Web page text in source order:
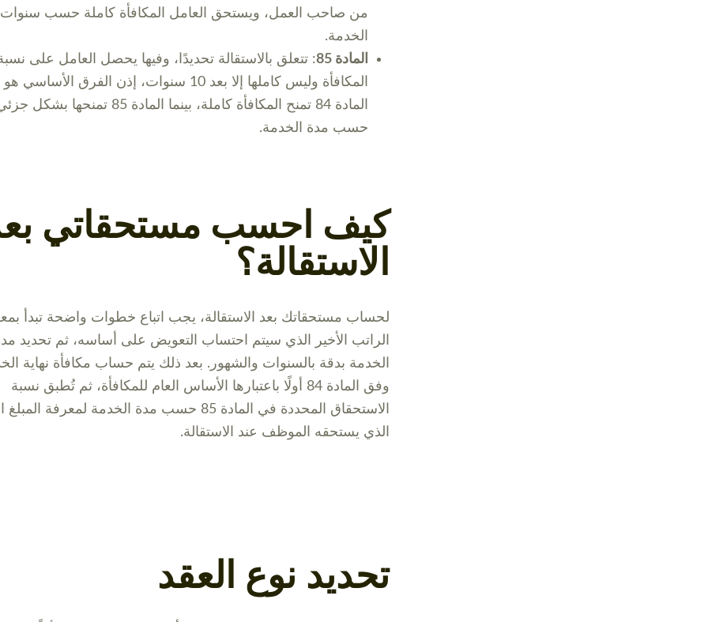
من صاحب العمل، ويستحق العامل المكافأة كاملة حسب سنوات
الخدمة.
المادة 85
: تتعلق بالاستقالة تحديدًا، وفيها يحصل العامل على
المكافأة وليس كاملها إلا بعد 10 سنوات، إذن الفرق الأساسي
المادة 84 تمنح المكافأة كاملة، بينما المادة 85 تمنحها بشكل
حسب مدة الخدمة.
كيف احسب مستحقاتي
الاستقالة؟
لحساب مستحقاتك بعد الاستقالة، يجب اتباع خطوات واضحة تبدأ
الراتب الأخير الذي سيتم احتساب التعويض على أساسه، ثم تحديد
الخدمة بدقة بالسنوات والشهور. بعد ذلك يتم حساب مكافأة نهاية
وفق المادة 84 أولًا باعتبارها الأساس العام للمكافأة، ثم تُطبق نسبة
الاستحقاق المحددة في المادة 85 حسب مدة الخدمة لمعرفة
الذي يستحقه الموظف عند الاستقالة.
تحديد نوع العقد